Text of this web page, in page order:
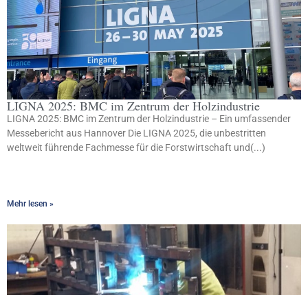
LIGNA 2025: BMC im Zentrum der Holzindustrie
LIGNA 2025: BMC im Zentrum der Holzindustrie – Ein umfassender
Messebericht aus Hannover Die LIGNA 2025, die unbestritten
weltweit führende Fachmesse für die Forstwirtschaft und(...)
Mehr lesen »